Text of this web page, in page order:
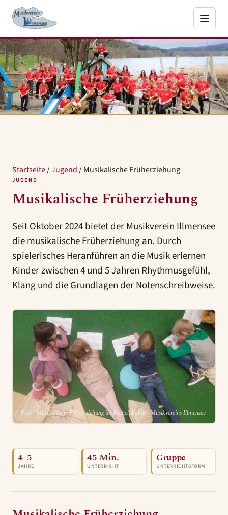
Startseite/Jugend/Musikalische Früherziehung
JUGEND
Musikalische Früherziehung
Seit Oktober 2024 bietet der Musikverein Illmensee
die musikalische Früherziehung an. Durch
spielerisches Heranführen an die Musik erlernen
Kinder zwischen 4 und 5 Jahren Rhythmusgefühl,
Klang und die Grundlagen der Notenschreibweise.
4–5
JAHRE
45 Min.
UNTERRICHT
Gruppe
UNTERRICHTSFORM